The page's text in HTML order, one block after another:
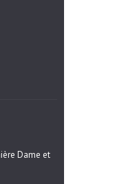
Dame et